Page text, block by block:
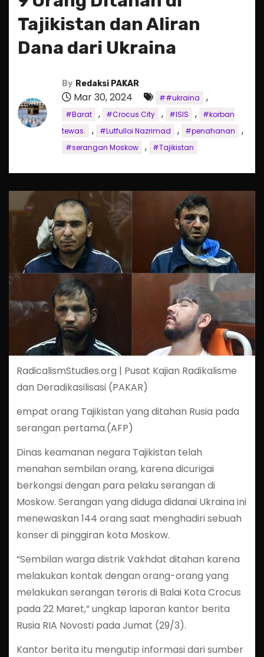
Tajikistan dan Aliran
Dana dari Ukraina
By Redaksi PAKAR
Mar 30, 2024 ##ukraina ,
#Barat , #Crocus City , #ISIS ,
#korban
tewas.
, #Lutfulloi Nazrimad , #penahanan ,
#serangan Moskow , #Tajikistan
RadicalismStudies.org | Pusat Kajian Radikalisme
dan Deradikasilisasi (PAKAR)
empat orang Tajikistan yang ditahan Rusia pada
serangan pertama.(AFP)
Dinas keamanan negara Tajikistan telah
menahan sembilan orang, karena dicurigai
berkongsi dengan para pelaku serangan di
Moskow. Serangan yang diduga didanai Ukraina ini
menewaskan 144 orang saat menghadiri sebuah
konser di pinggiran kota Moskow.
“Sembilan warga distrik Vakhdat ditahan karena
melakukan kontak dengan orang-orang yang
melakukan serangan teroris di Balai Kota Crocus
pada 22 Maret,” ungkap laporan kantor berita
Rusia RIA Novosti pada Jumat (29/3).
Kantor berita itu mengutip informasi dari sumber